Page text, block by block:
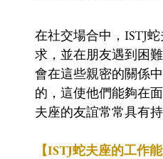
在社交場合中，ISTJ
求，並在朋友遇到困
會在這些親密的關係
的，這使他們能夠在
夫座的友誼常常具有
【ISTJ蛇夫座的工作能